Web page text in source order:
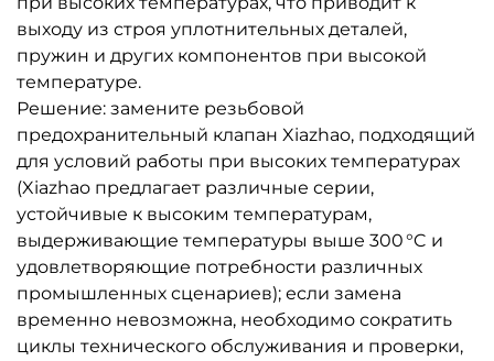
выходу из строя уплотнительных деталей,
пружин и других компонентов при высокой
температуре.
Решение: замените резьбовой
предохранительный клапан Xiazhao, подходящий
для условий работы при высоких температурах
(Xiazhao предлагает различные серии,
устойчивые к высоким температурам,
выдерживающие температуры выше 300 °C и
удовлетворяющие потребности различных
промышленных сценариев); если замена
временно невозможна, необходимо сократить
циклы технического обслуживания и проверки,